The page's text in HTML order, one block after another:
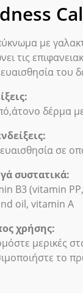
με
τις
του
δέρμα
σε
συστατικά:
B3 (vitamin
oil, vitamin A
χρήσης:
μερικές
το